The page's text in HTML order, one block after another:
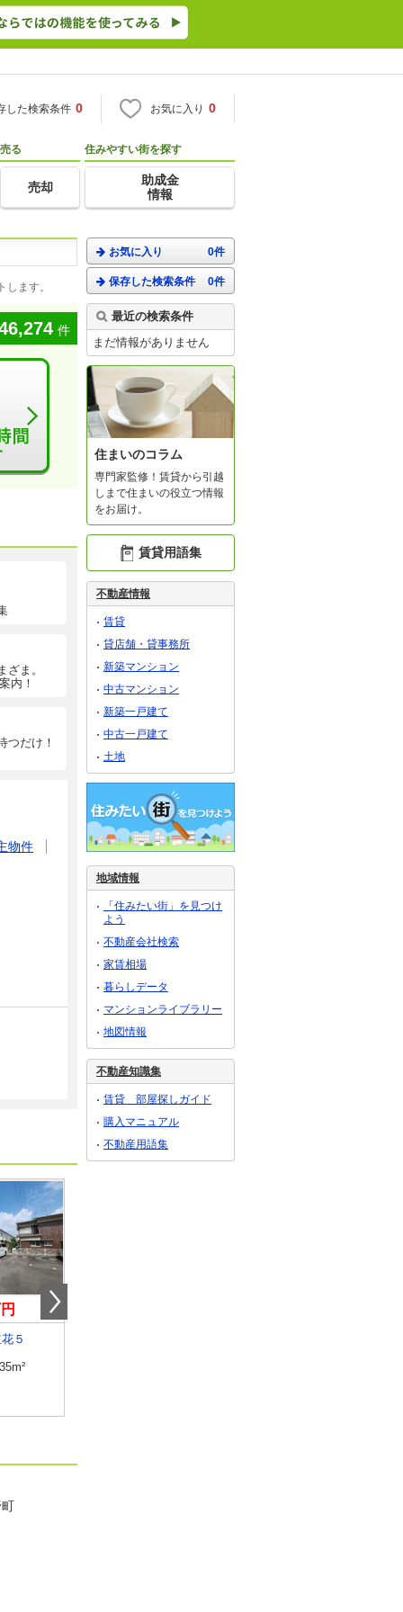
した検索条件 0 お気に入り 0
売る
売却
住みやすい街を探す
助成金
情報
ます。
件
ま。
内！
つだけ！
物件
５
お気に入り 0件
保存した検索条件 0件
最近の検索条件
まだ情報がありません
住まいのコラム
専門家監修！賃貸から引越
しまで住まいの役立つ情報
をお届け。
賃貸用語集
不動産情報
賃貸
貸店舗・貸事務所
新築マンション
中古マンション
新築一戸建て
中古一戸建て
土地
地域情報
「住みたい街」を見つけ
よう
不動産会社検索
家賃相場
暮らしデータ
マンションライブラリー
地図情報
不動産知識集
賃貸 部屋探しガイド
購入マニュアル
不動産用語集